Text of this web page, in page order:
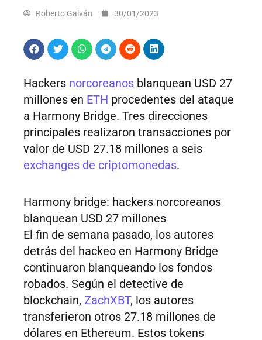
Roberto Galván 30/01/2023
Hackers norcoreanos blanquean USD 27
millones en ETH procedentes del ataque
a Harmony Bridge. Tres direcciones
principales realizaron transacciones por
valor de USD 27.18 millones a seis
exchanges de criptomonedas.
Harmony bridge: hackers norcoreanos
blanquean USD 27 millones
El fin de semana pasado, los autores
detrás del hackeo en Harmony Bridge
continuaron blanqueando los fondos
robados. Según el detective de
blockchain, ZachXBT, los autores
transferieron otros 27.18 millones de
dólares en Ethereum. Estos tokens